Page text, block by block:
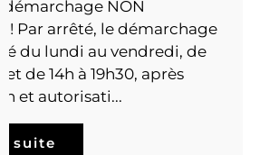
démarchage NON
! Par arrêté, le démarchage
du lundi au vendredi, de
et de 14h à 19h30, après
et autorisati...
suite